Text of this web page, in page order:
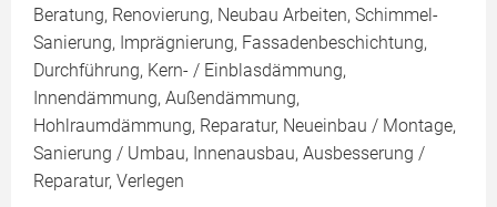
Beratung, Renovierung, Neubau Arbeiten, Schimmel-
Sanierung, Imprägnierung, Fassadenbeschichtung,
Durchführung, Kern- / Einblasdämmung,
Innendämmung, Außendämmung,
Hohlraumdämmung, Reparatur, Neueinbau / Montage,
Sanierung / Umbau, Innenausbau, Ausbesserung /
Reparatur, Verlegen